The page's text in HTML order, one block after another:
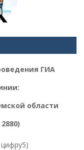
ГИА
области